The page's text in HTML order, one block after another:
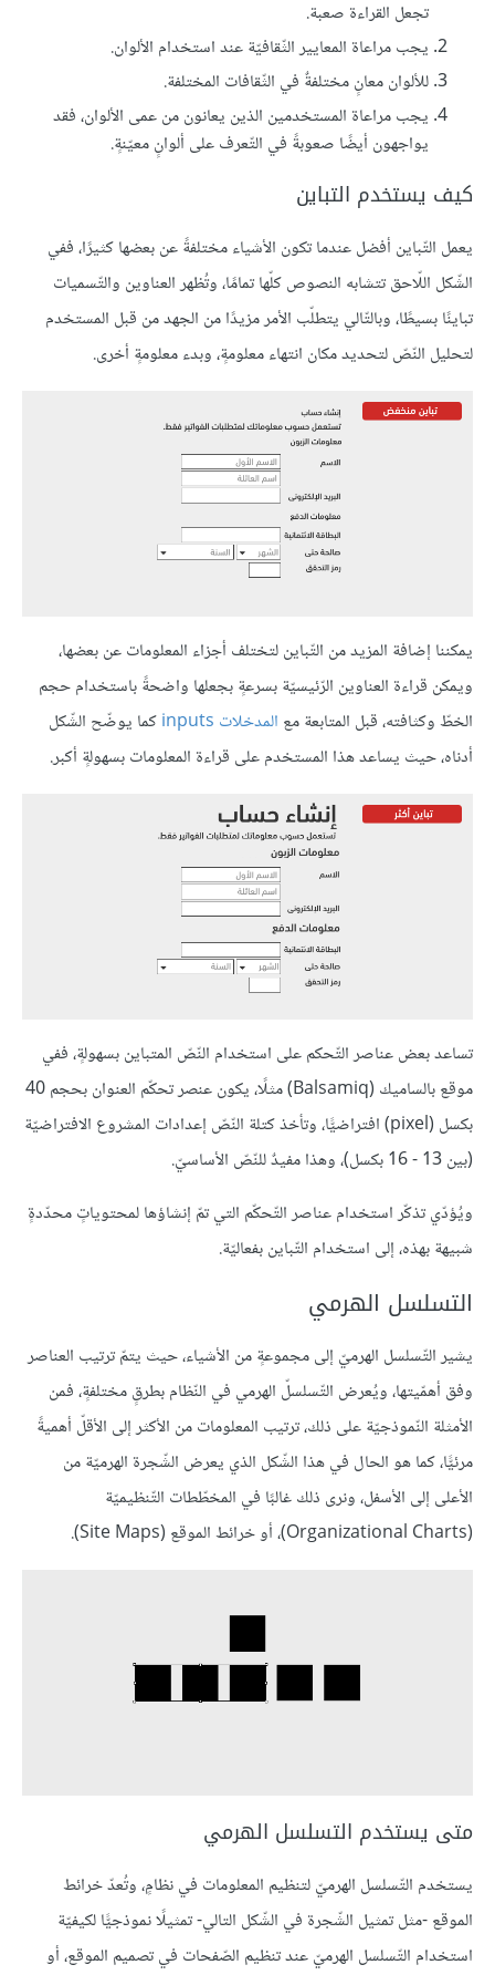
تجعل القراءة صعبة.
يجب مراعاة المعايير الثّقافيّة عند استخدام الألوان.
للألوان معانٍ مختلفةٌ في الثّقافات المختلفة.
يجب مراعاة المستخدمين الذين يعانون من عمى الألوان، فقد
يواجهون أيضًا صعوبةً في التّعرف على ألوانٍ معيّنةٍ.
كيف يستخدم التباين
يعمل التّباين أفضل عندما تكون الأشياء مختلفةً عن بعضها كثيرًا، ففي
الشّكل اللّاحق تتشابه النصوص كلّها تمامًا، وتُظهر العناوين والتّسميات
تباينًا بسيطًا، وبالتّالي يتطلّب الأمر مزيدًا من الجهد من قبل المستخدم
لتحليل النّصّ لتحديد مكان انتهاء معلومةٍ، وبدء معلومةٍ أخرى.
يمكننا إضافة المزيد من التّباين لتختلف أجزاء المعلومات عن بعضها،
ويمكن قراءة العناوين الرّئيسيّة بسرعةٍ بجعلها واضحةً باستخدام حجم
الخطّ وكثافته، قبل المتابعة مع المدخلات inputs
كما يوضّح الشّكل
أدناه، حيث يساعد هذا المستخدم على قراءة المعلومات بسهولةٍ أكبر.
تساعد بعض عناصر التّحكم على استخدام النّصّ المتباين بسهولةٍ، ففي
موقع بالساميك (Balsamiq) مثلًا، يكون عنصر تحكّم العنوان بحجم 40
بكسل (pixel) افتراضيًّا، وتأخذ كتلة النّصّ إعدادات المشروع الافتراضيّة
(بين 13 - 16 بكسل)، وهذا مفيدٌ للنّصّ الأساسيّ.
ويُؤدّي تذكّر استخدام عناصر التّحكّم التي تمّ إنشاؤها لمحتوياتٍ محدّدةٍ
شبيهة بهذه، إلى استخدام التّباين بفعاليّة.
التسلسل الهرمي
يشير التّسلسل الهرميّ إلى مجموعةٍ من الأشياء، حيث يتمّ ترتيب العناصر
وفق أهمّيتها، ويُعرض التّسلسلّ الهرمي في النّظام بطرقٍ مختلفةٍ، فمن
الأمثلة النّموذجيّة على ذلك، ترتيب المعلومات من الأكثر إلى الأقلّ أهميةً
مرئيًّا، كما هو الحال في هذا الشّكل الذي يعرض الشّجرة الهرميّة من
الأعلى إلى الأسفل، ونرى ذلك غالبًا في المخطّطات التّنظيميّة
(Organizational Charts)، أو خرائط الموقع (Site Maps).
متى يستخدم التسلسل الهرمي
يستخدم التّسلسل الهرميّ لتنظيم المعلومات في نظامٍ، وتُعدّ خرائط
الموقع -مثل تمثيل الشّجرة في الشّكل التالي- تمثيلًا نموذجيًّا لكيفيّة
استخدام التّسلسل الهرميّ عند تنظيم الصّفحات في تصميم الموقع، أو